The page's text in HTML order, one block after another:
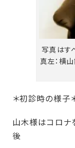
写真はす
真左：横
＊初診時の様子
山木様はコロナ
後